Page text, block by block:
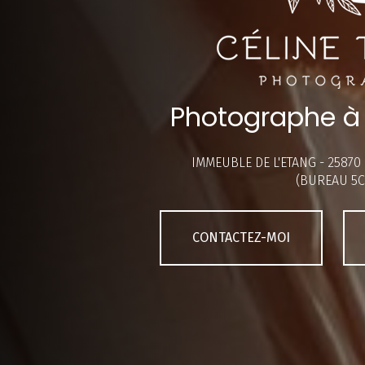
Photographe
IMMEUBLE DE L'ETANG - 25870
(BUREAU
CONTACTEZ-MOI